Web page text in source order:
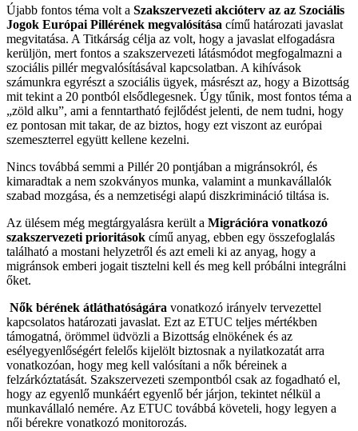
Újabb fontos téma volt a Szakszervezeti akcióterv az az Szociális
Jogok Európai Pillérének megvalósítása című határozati javaslat
megvitatása. A Titkárság célja az volt, hogy a javaslat elfogadásra
kerüljön, mert fontos a szakszervezeti látásmódot megfogalmazni a
szociális pillér megvalósításával kapcsolatban. A kihívások
számunkra egyrészt a szociális ügyek, másrészt az, hogy a Bizottság
mit tekint a 20 pontból elsődlegesnek. Úgy tűnik, most fontos téma a
„zöld alku”, ami a fenntartható fejlődést jelenti, de nem tudni, hogy
ez pontosan mit takar, de az biztos, hogy ezt viszont az európai
szemeszterrel együtt kellene kezelni.
Nincs továbbá semmi a Pillér 20 pontjában a migránsokról, és
kimaradtak a nem szokványos munka, valamint a munkavállalók
szabad mozgása, és a nemzetiségi alapú diszkrimináció tiltása is.
Az ülésem még megtárgyalásra került a Migrációra vonatkozó
szakszervezeti prioritások című anyag, ebben egy összefoglalás
található a mostani helyzetről és azt emeli ki az anyag, hogy a
migránsok emberi jogait tisztelni kell és meg kell próbálni integrálni
őket.
Nők bérének átláthatóságára vonatkozó irányelv tervezettel
kapcsolatos határozati javaslat. Ezt az ETUC teljes mértékben
támogatná, örömmel üdvözli a Bizottság elnökének és az
esélyegyenlőségért felelős kijelölt biztosnak a nyilatkozatát arra
vonatkozóan, hogy meg kell valósítani a nők béreinek a
felzárkóztatását. Szakszervezeti szempontból csak az fogadható el,
hogy az egyenlő munkáért egyenlő bér járjon, tekintet nélkül a
munkavállaló nemére. Az ETUC továbbá követeli, hogy legyen a
női bérekre vonatkozó monitorozás.